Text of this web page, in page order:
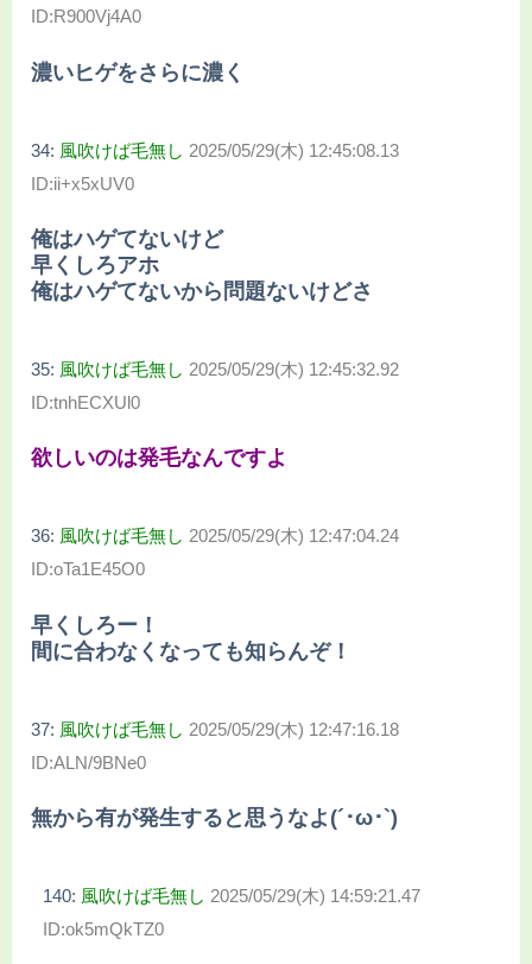
ID:R900Vj4A0
濃いヒゲをさらに濃く
34: 風吹けば毛無し 2025/05/29(木) 12:45:08.13
ID:ii+x5xUV0
俺はハゲてないけど
早くしろアホ
俺はハゲてないから問題ないけどさ
35: 風吹けば毛無し 2025/05/29(木) 12:45:32.92
ID:tnhECXUl0
欲しいのは発毛なんですよ
36: 風吹けば毛無し 2025/05/29(木) 12:47:04.24
ID:oTa1E45O0
早くしろー！
間に合わなくなっても知らんぞ！
37: 風吹けば毛無し 2025/05/29(木) 12:47:16.18
ID:ALN/9BNe0
無から有が発生すると思うなよ(´･ω･`)
140: 風吹けば毛無し 2025/05/29(木) 14:59:21.47
ID:ok5mQkTZ0